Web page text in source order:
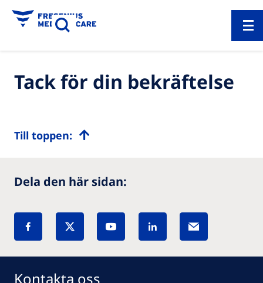
Tack för din bekräftelse
Till toppen:
Dela den här sidan:
Kontakta oss